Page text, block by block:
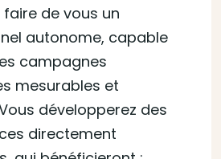
de vous un
autonome, capable
campagnes
mesurables et
développerez des
directement